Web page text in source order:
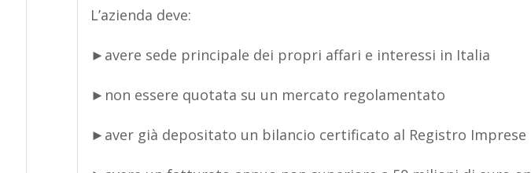
L’azienda deve:
►avere sede principale dei propri affari e interessi in Italia
►non essere quotata su un mercato regolamentato
►aver già depositato un bilancio certificato al Registro Imprese